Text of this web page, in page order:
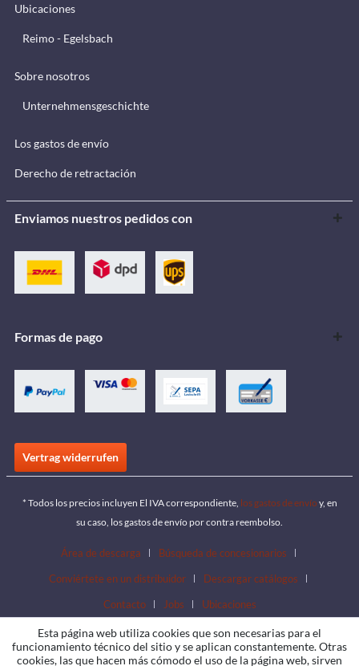
Ubicaciones
Reimo - Egelsbach
Sobre nosotros
Unternehmensgeschichte
Los gastos de envío
Derecho de retractación
Enviamos nuestros pedidos con
Formas de pago
Vertrag widerrufen
* Todos los precios incluyen El IVA correspondiente, los gastos de envío y, en
su caso, los gastos de envío por contra reembolso.
Área de descarga
Búsqueda de concesionarios
Conviértete en un distribuidor
Descargar catálogos
Contacto
Jobs Ubicaciones
Esta página web utiliza cookies que son necesarias para el
funcionamiento técnico del sitio y se aplican constantemente. Otras
cookies, las que hacen más cómodo el uso de la página web, sirven